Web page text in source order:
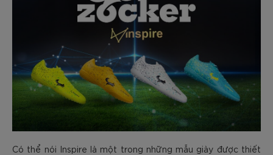
Có thể nói Inspire là một trong những mẫu giày được thiết